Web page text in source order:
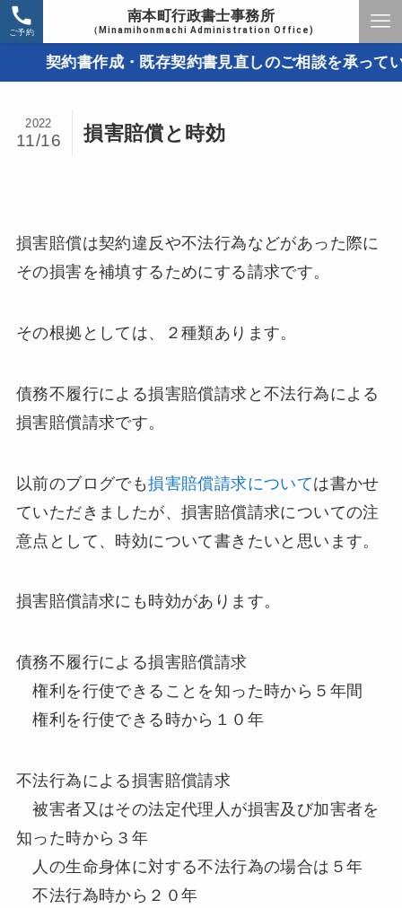
南本町行政書士事務所
（Minamihonmachi Administration Office)
ご予約
契約書作成・既存契約書見直しのご相談を承ってい
損害賠償と時効
2022
11/16
損害賠償は契約違反や不法行為などがあった際に
その損害を補填するためにする請求です。
その根拠としては、２種類あります。
債務不履行による損害賠償請求と不法行為による
損害賠償請求です。
以前のブログでも損害賠償請求については書かせ
ていただきましたが、損害賠償請求についての注
意点として、時効について書きたいと思います。
損害賠償請求にも時効があります。
債務不履行による損害賠償請求
権利を行使できることを知った時から５年間
権利を行使できる時から１０年
不法行為による損害賠償請求
被害者又はその法定代理人が損害及び加害者を
知った時から３年
人の生命身体に対する不法行為の場合は５年
不法行為時から２０年